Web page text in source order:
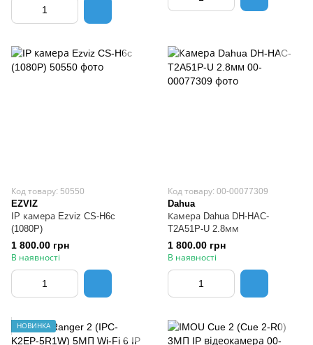
Код товару: 50550
EZVIZ
IP камера Ezviz CS-H6c
(1080P)
1 800.00 грн
В наявності
Код товару: 00-00077309
Dahua
Камера Dahua DH-HAC-
T2A51P-U 2.8мм
1 800.00 грн
В наявності
НОВИНКА